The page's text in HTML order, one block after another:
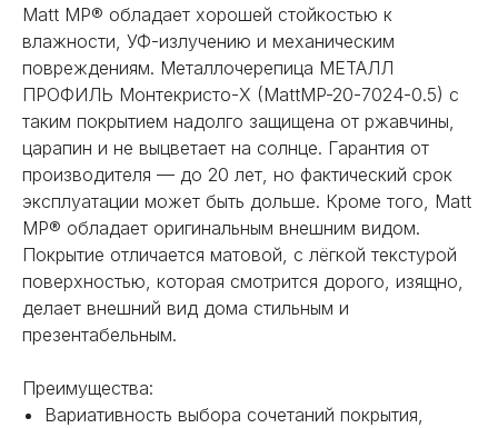
Matt MP® обладает хорошей стойкостью к
влажности, УФ-излучению и механическим
повреждениям. Металлочерепица МЕТАЛЛ
ПРОФИЛЬ Монтекристо-X (MattMP-20-7024-0.5) с
таким покрытием надолго защищена от ржавчины,
царапин и не выцветает на солнце. Гарантия от
производителя — до 20 лет, но фактический срок
эксплуатации может быть дольше. Кроме того, Matt
MP® обладает оригинальным внешним видом.
Покрытие отличается матовой, с лёгкой текстурой
поверхностью, которая смотрится дорого, изящно,
делает внешний вид дома стильным и
презентабельным.
Преимущества:
Вариативность выбора сочетаний покрытия,